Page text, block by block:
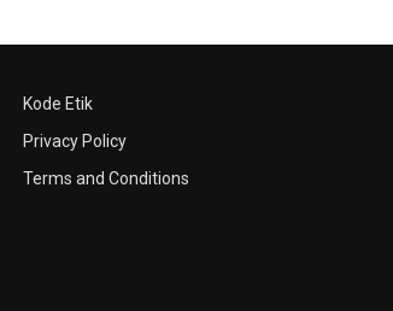
Kode Etik
Privacy Policy
Terms and Conditions